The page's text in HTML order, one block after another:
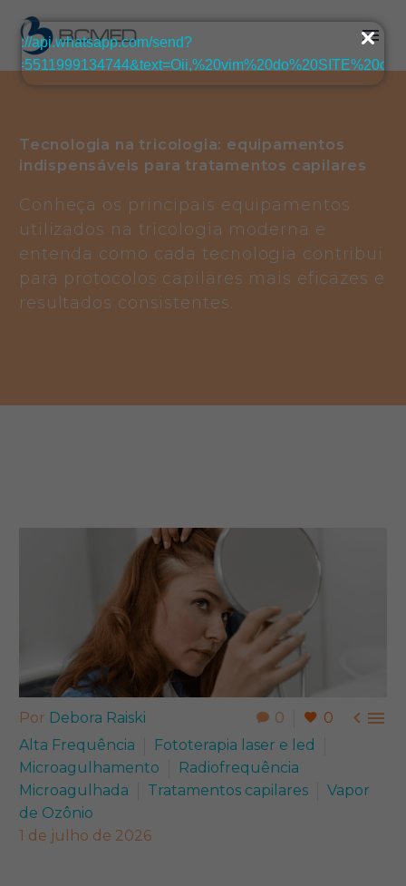
Tecnologia na tricologia: equipamentos
indispensáveis para tratamentos capilares
Conheça os principais equipamentos
utilizados na tricologia moderna e
entenda como cada tecnologia contribui
para protocolos capilares mais eficazes e
resultados consistentes.
0 0  
Por Debora Raiski
Alta Frequência
Fototerapia laser e led
Microagulhamento
Radiofrequência
Microagulhada
Tratamentos capilares
Vapor
de Ozônio
1 de julho de 2026